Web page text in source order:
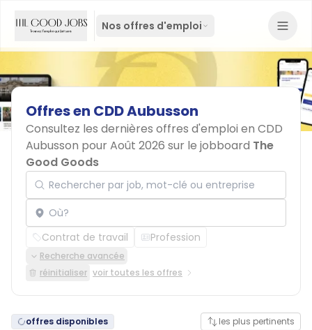
Nos offres d'emploi
Offresen CDDAubusson
Consultez les dernières offres d'emploi en CDD
Aubusson pour Août 2026 sur le jobboard The
Good Goods
Rechercher par job, mot-clé ou entreprise
Localisation
Contrat de travail Profession
Recherche avancée
réinitialiser voir toutes les offres
offres disponibles les plus pertinents